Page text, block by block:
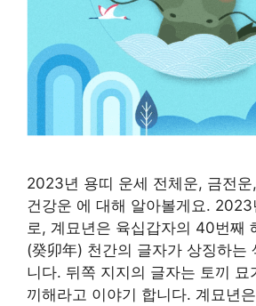
2023년 용띠 운세 전체운, 금전
건강운 에 대해 알아볼게요. 2023
로, 계묘년은 육십갑자의 40번째
(癸卯年) 천간의 글자가 상징하는
니다. 뒤쪽 지지의 글자는 토끼 묘
끼해라고 이야기 합니다. 계묘년